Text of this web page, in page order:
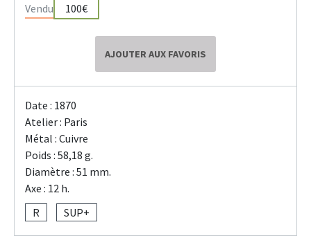
Vendu 100€
AJOUTER AUX FAVORIS
Date : 1870
Atelier : Paris
Métal : Cuivre
Poids : 58,18 g.
Diamètre : 51 mm.
Axe : 12 h.
R
SUP+